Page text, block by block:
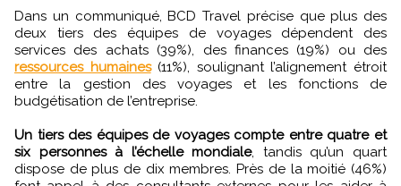
Dans un communiqué, BCD Travel précise que plus des
deux tiers des équipes de voyages dépendent des
services des achats (39%), des finances (19%) ou des
ressources humaines(11%), soulignant l’alignement étroit
entre la gestion des voyages et les fonctions de
budgétisation de l’entreprise.
Un tiers des équipes de voyages compte entre quatre et
six personnes à l’échelle mondiale, tandis qu’un quart
dispose de plus de dix membres. Près de la moitié (46%)